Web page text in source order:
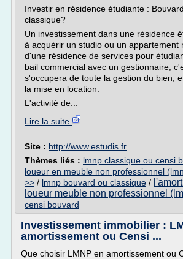
Investir en résidence étudiante :
classique?
Un investissement dans une résidence
à acquérir un studio ou un appartement
d'une résidence de services pour
bail commercial avec un gestionnaire,
s'occupera de toute la gestion du bien,
la mise en location.
L'activité de...
Lire la suite
Site : http://www.estudis.fr
Thèmes liés : lmnp classique ou censi
loueur en meuble non professionnel
>> / lmnp bouvard ou classique /
loueur meuble non professionnel
censi bouvard
Investissement immobilier :
amortissement ou Censi ...
Que choisir LMNP en amortissement ou